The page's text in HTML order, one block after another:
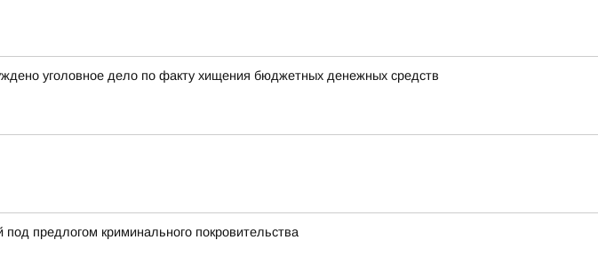
уголовное дело по факту хищения бюджетных денежных средств
предлогом криминального покровительства